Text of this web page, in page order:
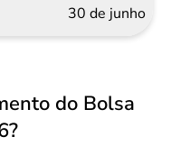
30 de junho
do Bolsa